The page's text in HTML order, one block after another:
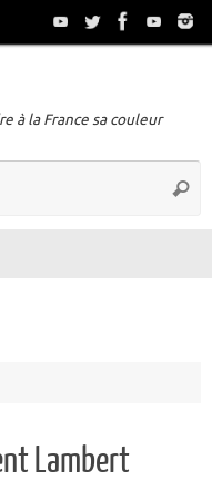
à la France sa couleur
Lambert